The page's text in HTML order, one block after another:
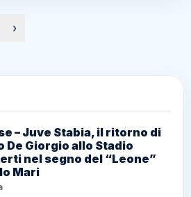
›
– Juve Stabia, il ritorno di
De Giorgio allo Stadio
nel segno del “Leone”
Mari